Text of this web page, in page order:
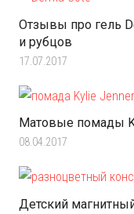
Отзывы про гель
и рубцов
17.07.2017
Матовые помады
08.04.2017
Детский